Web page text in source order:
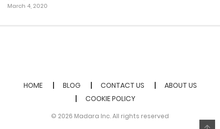
March 4, 2020
HOME BLOG CONTACT US
ABOUT US
COOKIE POLICY
© 2026 Madara Inc. All rights reserved